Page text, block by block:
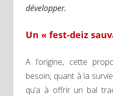
développer.
Un « fest-deiz
A l’origine, cette
besoin, quant à la
qu’a à offrir un bal